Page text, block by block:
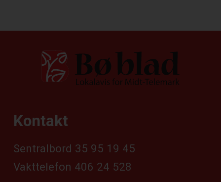
Kontakt
Sentralbord 35 95 19 45
Vakttelefon 406 24 528